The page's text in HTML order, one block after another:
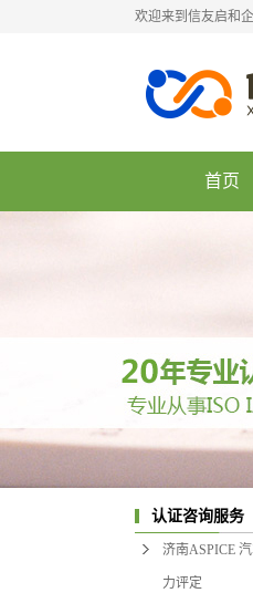
欢迎来到信友启和
首页
认证咨询服务
济南ASPICE
力评定